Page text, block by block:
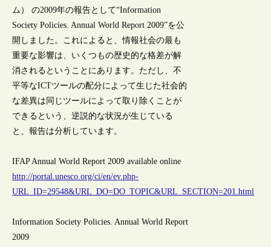
ム） の2009年の報告として“Information
Society Policies. Annual World Report 2009”を公
開しました。これによると、情報社会の最も
重要な影響は、いくつもの歴史的な格差が解
消されるということにあります。ただし、不
平等なICTツールの配分によって生じた社会的
な差異は同じツールによって取り除くことが
できるという、逆説的な状況が生じている
と、報告は分析しています。
IFAP Annual World Report 2009 available online
http://portal.unesco.org/ci/en/ev.php-
URL_ID=29548&URL_DO=DO_TOPIC&URL_SECTION=201.html
Information Society Policies. Annual World Report
2009